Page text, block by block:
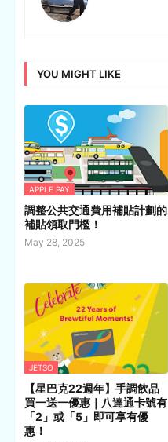
YOU MIGHT LIKE
APPLE PAY
調整公共交通費用補貼計劃的
補貼領取門檻！
May 28, 2025
JETSO
【星巴克22週年】手調飲品
買一送一優惠｜八達通卡號有
「2」或「5」即可享有優
惠！